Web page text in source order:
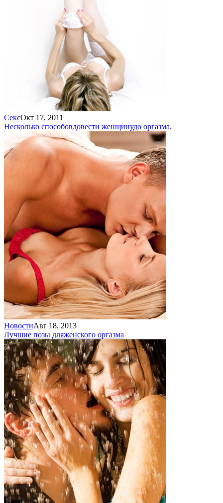
СексОкт 17, 2011
Несколько способовдовести женщинудо оргазма.
НовостиАвг 18, 2013
Лучшие позы дляженского оргазма